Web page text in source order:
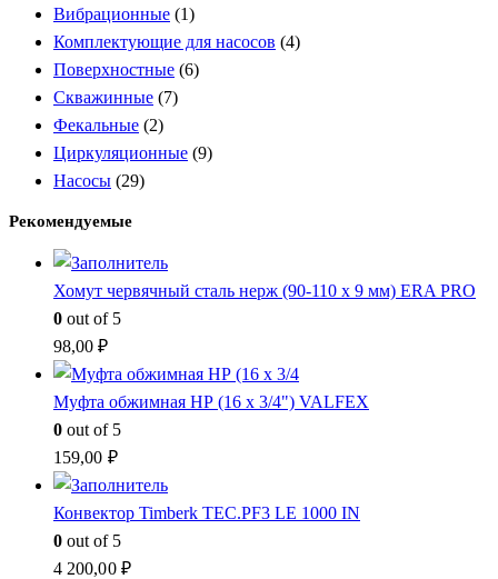
Вибрационные (1)
Комплектующие для насосов (4)
Поверхностные (6)
Скважинные (7)
Фекальные (2)
Циркуляционные (9)
Насосы (29)
Рекомендуемые
Хомут червячный сталь нерж (90-110 x 9 мм) ERA PRO
0 out of 5
98,00₽
Муфта обжимная НР (16 x 3/4") VALFEX
0 out of 5
159,00 ₽
Конвектор Timberk TEC.PF3 LE 1000 IN
0 out of 5
4 200,00 ₽